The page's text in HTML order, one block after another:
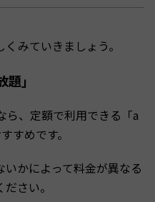
みていきましょう。
」
ら、定額で利用できる「a
すめです。
かによって料金が異なる
さい。